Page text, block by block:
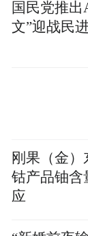
国民党推
文”迎战民
刚果（金
钴产品铀含
应